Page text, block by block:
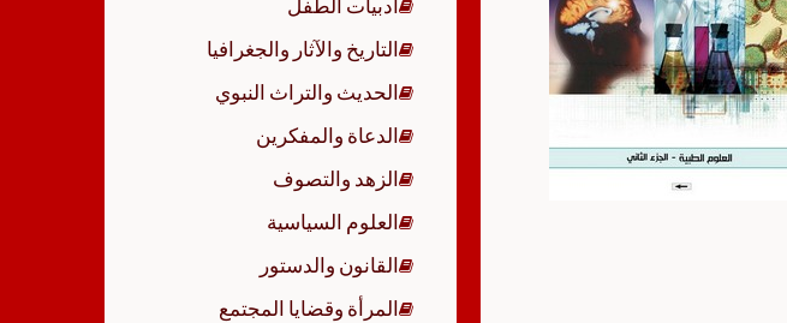
أدبيات الطفل
التاريخ والآثار والجغرافيا
الحديث والتراث النبوي
الدعاة والمفكرين
الزهد والتصوف
العلوم السياسية
القانون والدستور
المرأة وقضايا المجتمع